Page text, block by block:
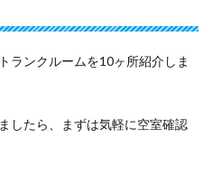
ランクルームを10ヶ所紹介しま
したら、まずは気軽に空室確認